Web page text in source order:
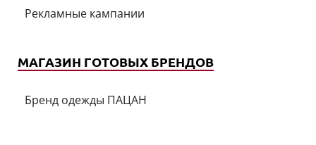
Рекламные кампании
МАГАЗИН ГОТОВЫХ БРЕНДОВ
Бренд одежды ПАЦАН